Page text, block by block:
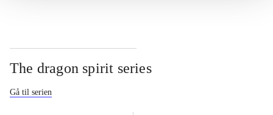
The dragon spirit series
Gå til serien